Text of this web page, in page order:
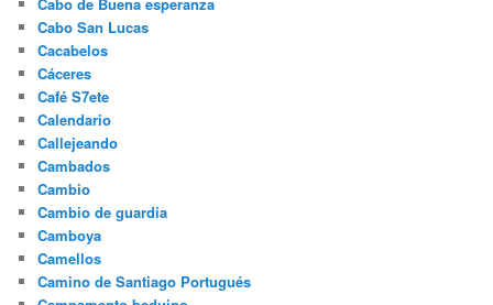
Cabo San Lucas
Cacabelos
Cáceres
Café S7ete
Calendario
Callejeando
Cambados
Cambio
Cambio de guardia
Camboya
Camellos
Camino de Santiago Portugués